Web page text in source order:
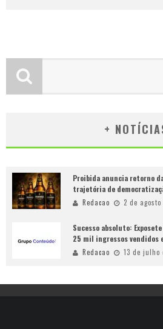
+
Proibida anuncia retorno
trajetória de
Redacao 2 de
Sucesso absoluto:
25 mil ingressos vendidos
Redacao 13 de julho